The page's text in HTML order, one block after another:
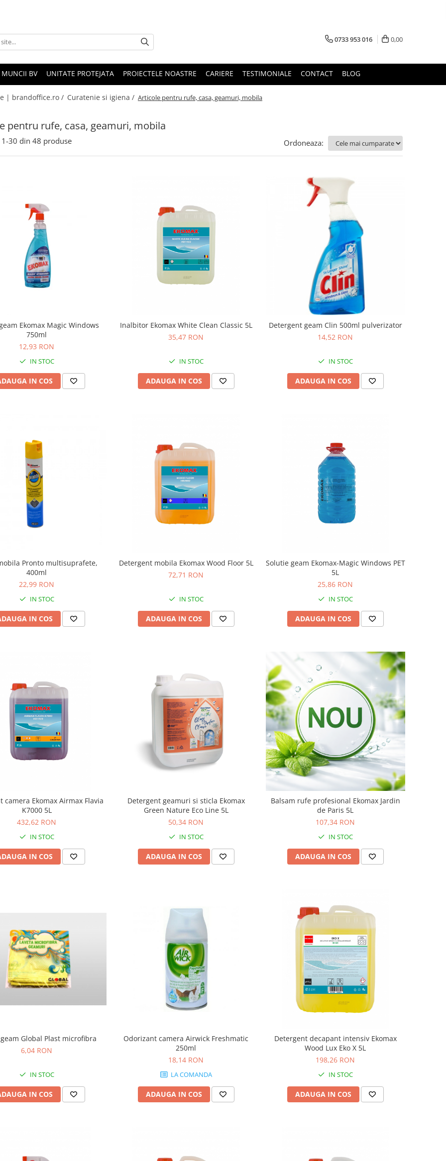
0733 953 016 0,00
MUNCII BV UNITATE PROTEJATA PROIECTELE NOASTRE CARIERE TESTIMONIALE CONTACT BLOG
| brandoffice.ro / Curatenie si igiena / Articole pentru rufe, casa, geamuri, mobila
pentru rufe, casa, geamuri, mobila
1-30 din 48 produse Ordoneaza:
Ekomax Magic Windows
750ml
12,93 RON
IN STOC
IN COS
Inalbitor Ekomax White Clean Classic 5L
35,47 RON
IN STOC
ADAUGA IN COS
Detergent geam Clin 500ml pulverizator
14,52 RON
IN STOC
ADAUGA IN COS
Pronto multisuprafete,
400ml
22,99 RON
IN STOC
IN COS
Detergent mobila Ekomax Wood Floor 5L
72,71 RON
IN STOC
ADAUGA IN COS
Solutie geam Ekomax-Magic Windows PET
5L
25,86 RON
IN STOC
ADAUGA IN COS
camera Ekomax Airmax Flavia
K7000 5L
432,62 RON
IN STOC
IN COS
Detergent geamuri si sticla Ekomax
Green Nature Eco Line 5L
50,34 RON
IN STOC
ADAUGA IN COS
Balsam rufe profesional Ekomax Jardin
de Paris 5L
107,34 RON
IN STOC
ADAUGA IN COS
Global Plast microfibra
6,04 RON
IN STOC
IN COS
Odorizant camera Airwick Freshmatic
250ml
18,14 RON
LA COMANDA
ADAUGA IN COS
Detergent decapant intensiv Ekomax
Wood Lux Eko X 5L
198,26 RON
IN STOC
ADAUGA IN COS